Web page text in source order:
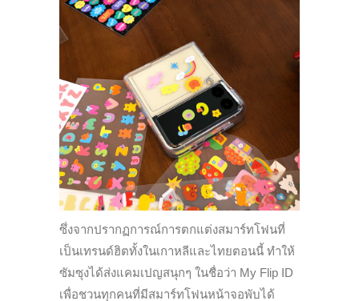
ซึ่งจากปรากฏการณ์การตกแต่งสมาร์ทโฟนที่
เป็นเทรนด์ฮิตทั้งในเกาหลีและไทยตอนนี้ ทำให้
ซัมซุงได้ส่งแคมเปญสนุกๆ ในชื่อว่า My Flip ID
เพื่อชวนทุกคนที่มีสมาร์ทโฟนหน้าจอพับได้